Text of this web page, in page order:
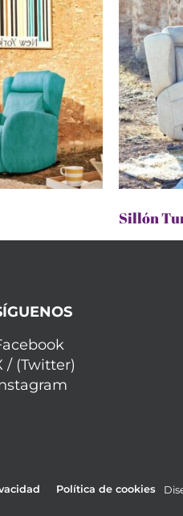
Sillón
/ (Twitter)
Política de cookies